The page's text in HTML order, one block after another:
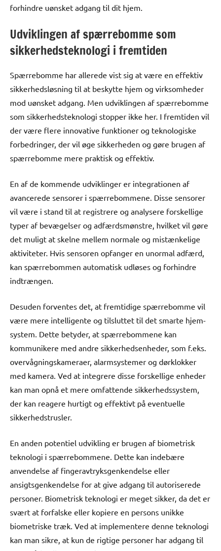
forhindre uønsket adgang til dit hjem.
Udviklingen af spærrebomme som
sikkerhedsteknologi i fremtiden
Spærrebomme har allerede vist sig at være en effektiv
sikkerhedsløsning til at beskytte hjem og virksomheder
mod uønsket adgang. Men udviklingen af spærrebomme
som sikkerhedsteknologi stopper ikke her. I fremtiden vil
der være flere innovative funktioner og teknologiske
forbedringer, der vil øge sikkerheden og gøre brugen af
spærrebomme mere praktisk og effektiv.
En af de kommende udviklinger er integrationen af
avancerede sensorer i spærrebommene. Disse sensorer
vil være i stand til at registrere og analysere forskellige
typer af bevægelser og adfærdsmønstre, hvilket vil gøre
det muligt at skelne mellem normale og mistænkelige
aktiviteter. Hvis sensoren opfanger en unormal adfærd,
kan spærrebommen automatisk udløses og forhindre
indtrængen.
Desuden forventes det, at fremtidige spærrebomme vil
være mere intelligente og tilsluttet til det smarte hjem-
system. Dette betyder, at spærrebommene kan
kommunikere med andre sikkerhedsenheder, som f.eks.
overvågningskameraer, alarmsystemer og dørklokker
med kamera. Ved at integrere disse forskellige enheder
kan man opnå et mere omfattende sikkerhedssystem,
der kan reagere hurtigt og effektivt på eventuelle
sikkerhedstrusler.
En anden potentiel udvikling er brugen af biometrisk
teknologi i spærrebommene. Dette kan indebære
anvendelse af fingeravtryksgenkendelse eller
ansigtsgenkendelse for at give adgang til autoriserede
personer. Biometrisk teknologi er meget sikker, da det er
svært at forfalske eller kopiere en persons unikke
biometriske træk. Ved at implementere denne teknologi
kan man sikre, at kun de rigtige personer har adgang til